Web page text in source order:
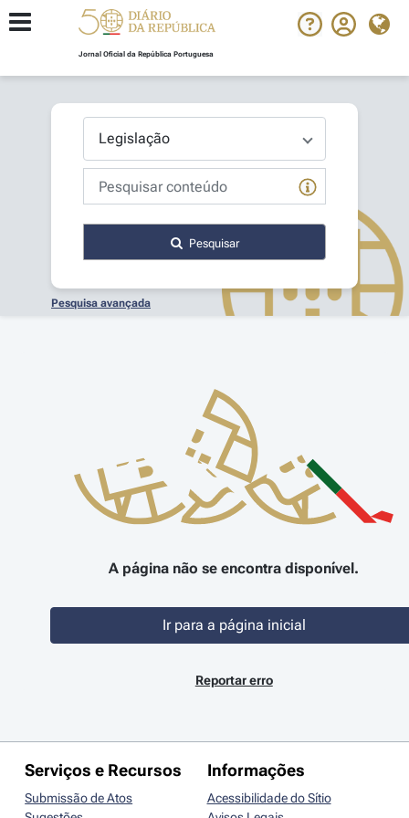
Jornal Oficial da República Portuguesa
Pesquisar
Pesquisa avançada
A página não se encontra disponível.
Ir para a página inicial
Reportar erro
Serviços e Recursos
Submissão de Atos
Informações
Acessibilidade do Sítio